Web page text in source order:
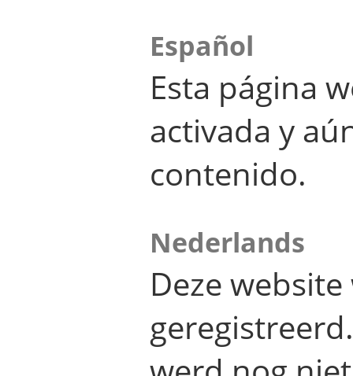
Español
Esta página
activada y
contenido.
Nederlands
Deze